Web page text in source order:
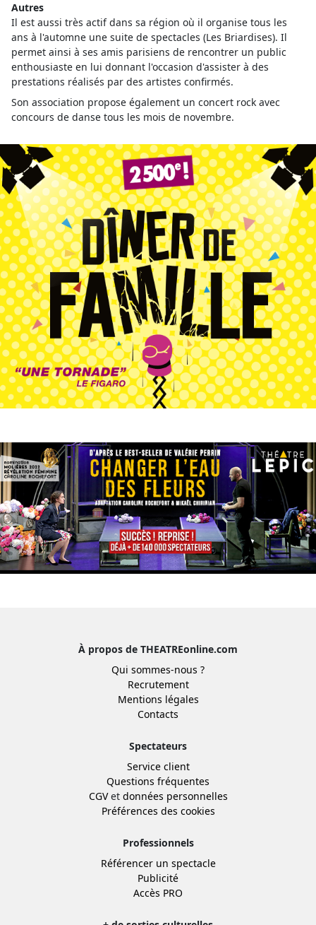
Autres
Il est aussi très actif dans sa région où il organise tous les
ans à l'automne une suite de spectacles (Les Briardises). Il
permet ainsi à ses amis parisiens de rencontrer un public
enthousiaste en lui donnant l'occasion d'assister à des
prestations réalisés par des artistes confirmés.
Son association propose également un concert rock avec
concours de danse tous les mois de novembre.
À propos de THEATREonline.com
Qui sommes-nous ?
Recrutement
Mentions légales
Contacts
Spectateurs
Service client
Questions fréquentes
CGVet données personnelles
Préférences des cookies
Professionnels
Référencer un spectacle
Publicité
Accès PRO